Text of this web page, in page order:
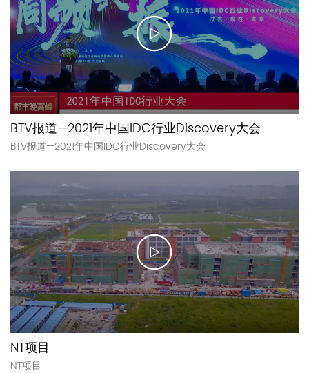
BTV报道—2021年中国IDC行业Discovery大会
BTV报道—2021年中国IDC行业Discovery大会
NT项目
NT项目